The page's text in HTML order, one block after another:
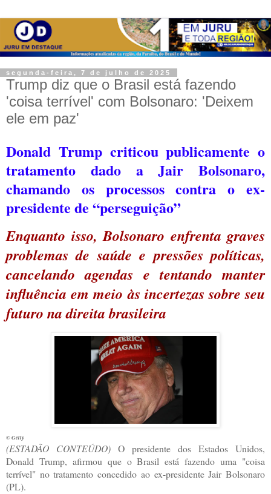
segunda-feira, 7 de julho de 2025
Trump diz que o Brasil está fazendo
'coisa terrível' com Bolsonaro: 'Deixem
ele em paz'
Donald Trump criticou publicamente o
tratamento dado a Jair Bolsonaro,
chamando os processos contra o ex-
presidente de “perseguição”
Enquanto isso, Bolsonaro enfrenta graves
problemas de saúde e pressões políticas,
cancelando agendas e tentando manter
influência em meio às incertezas sobre seu
futuro na direita brasileira
© Getty
(ESTADÃO CONTEÚDO) O presidente dos Estados Unidos,
Donald Trump, afirmou que o Brasil está fazendo uma "coisa
terrível" no tratamento concedido ao ex-presidente Jair Bolsonaro
(PL).